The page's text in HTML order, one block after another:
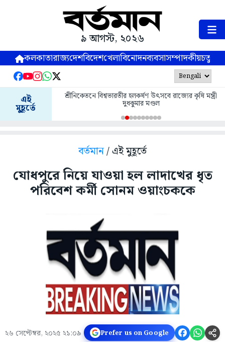
৯ আগস্ট, ২০২৬
কলকাতারাজ্যদেশবিদেশখেলাবিনোদনব্যবসাসম্পাদকীয়
এই
মুহূর্তে
শ্রীনিকেতনে বিশ্বভারতীর হলকর্ষণ উৎসবে রাজ্যের কৃষি মন্ত্রী
দুধকুমার মণ্ডল
বর্তমান/ এই মুহূর্তে
যোধপুরে নিয়ে যাওয়া হল লাদাখের ধৃত
পরিবেশ কর্মী সোনম ওয়াংচককে
২৬ সেপ্টেম্বর, ২০২৫ ২১:০৯ Prefer us on Google